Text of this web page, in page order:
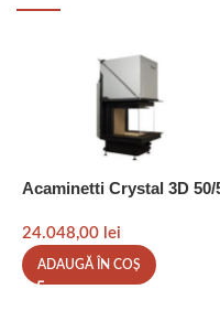
Acaminetti Crystal 3D 50/
24.048,00 lei
ADAUGĂ ÎN COȘ